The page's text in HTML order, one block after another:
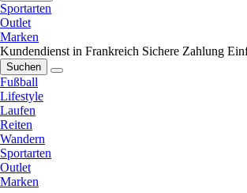
Sportarten
Outlet
Marken
Kundendienst in Frankreich Sichere Zahlung
Suchen
Fußball
Lifestyle
Laufen
Reiten
Wandern
Sportarten
Outlet
Marken